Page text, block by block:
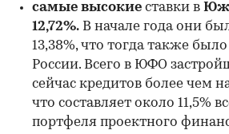
самые высокие ставки в
12,72%. В начале года они
13,38%, что тогда также
России. Всего в ЮФО
сейчас кредитов более чем
что составляет около 11,5%
портфеля проектного